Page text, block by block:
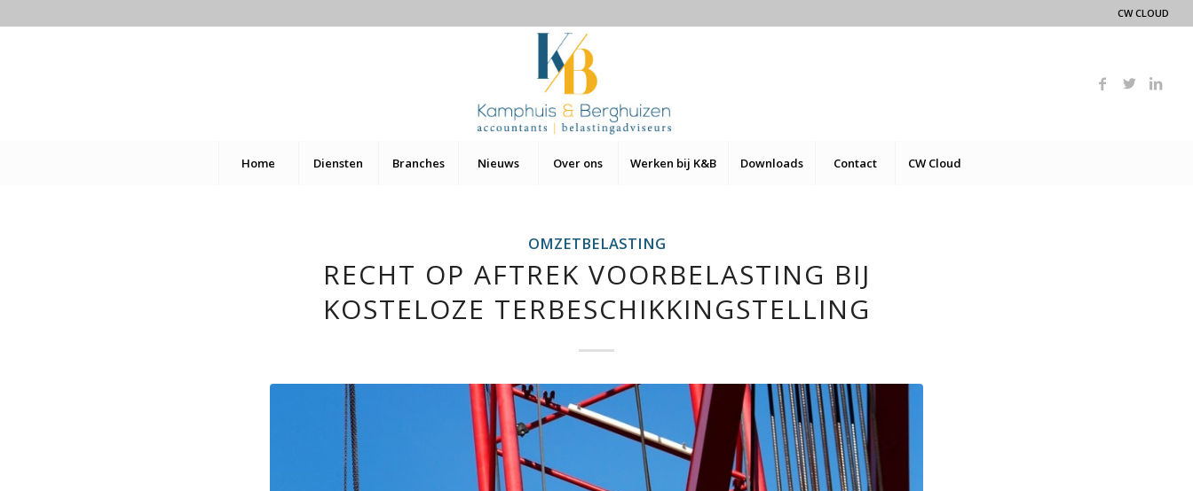
CW CLOUD
Home Diensten Branches Nieuws Over ons Werken bij K&B Downloads Contact CW Cloud
OMZETBELASTING
RECHT OP AFTREK VOORBELASTING BIJ
KOSTELOZE TERBESCHIKKINGSTELLING